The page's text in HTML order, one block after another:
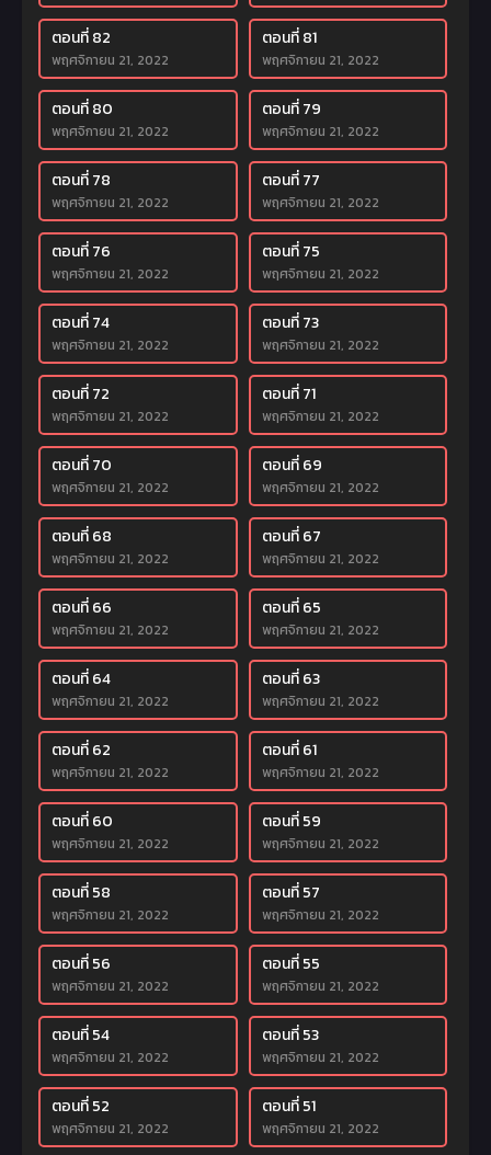
ตอนที่ 82
พฤศจิกายน 21, 2022
ตอนที่ 81
พฤศจิกายน 21, 2022
ตอนที่ 80
พฤศจิกายน 21, 2022
ตอนที่ 79
พฤศจิกายน 21, 2022
ตอนที่ 78
พฤศจิกายน 21, 2022
ตอนที่ 77
พฤศจิกายน 21, 2022
ตอนที่ 76
พฤศจิกายน 21, 2022
ตอนที่ 75
พฤศจิกายน 21, 2022
ตอนที่ 74
พฤศจิกายน 21, 2022
ตอนที่ 73
พฤศจิกายน 21, 2022
ตอนที่ 72
พฤศจิกายน 21, 2022
ตอนที่ 71
พฤศจิกายน 21, 2022
ตอนที่ 70
พฤศจิกายน 21, 2022
ตอนที่ 69
พฤศจิกายน 21, 2022
ตอนที่ 68
พฤศจิกายน 21, 2022
ตอนที่ 67
พฤศจิกายน 21, 2022
ตอนที่ 66
พฤศจิกายน 21, 2022
ตอนที่ 65
พฤศจิกายน 21, 2022
ตอนที่ 64
พฤศจิกายน 21, 2022
ตอนที่ 63
พฤศจิกายน 21, 2022
ตอนที่ 62
พฤศจิกายน 21, 2022
ตอนที่ 61
พฤศจิกายน 21, 2022
ตอนที่ 60
พฤศจิกายน 21, 2022
ตอนที่ 59
พฤศจิกายน 21, 2022
ตอนที่ 58
พฤศจิกายน 21, 2022
ตอนที่ 57
พฤศจิกายน 21, 2022
ตอนที่ 56
พฤศจิกายน 21, 2022
ตอนที่ 55
พฤศจิกายน 21, 2022
ตอนที่ 54
พฤศจิกายน 21, 2022
ตอนที่ 53
พฤศจิกายน 21, 2022
ตอนที่ 52
พฤศจิกายน 21, 2022
ตอนที่ 51
พฤศจิกายน 21, 2022